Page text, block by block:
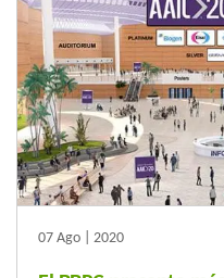
07 Ago | 2020